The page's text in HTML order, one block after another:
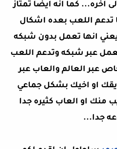
اخره... كما انه ايضا تمتاز
تدعم اللعب بعده اشكال
انها تعمل بدون شبكه
عبر شبكه وتدعم اللعب
عبر العالم والعاب عبر
او اخيك بشكل جماعي
منك او العاب كثيره جدا
جدا...